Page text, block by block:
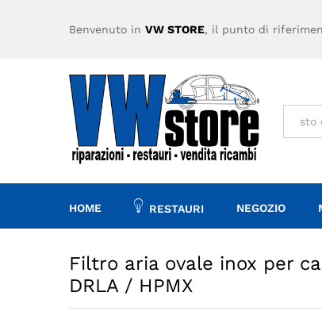
Benvenuto in VW STORE, il punto di
Tutto
HOME RESTAURI NEGOZIO
Filtro aria ovale inox per
DRLA / HPMX
Descrizione Specifiche